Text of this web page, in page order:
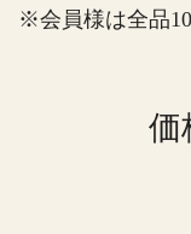
※会員様は全品10
価